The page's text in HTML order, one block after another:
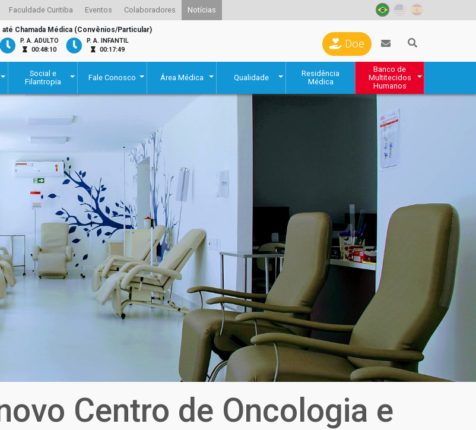
Faculdade Curitiba Eventos Colaboradores Notícias
até Chamada Médica (Convênios/Particular)
P. A. ADULTO
00:48:10
P. A. INFANTIL
00:17:49
Doe
Social e
Filantropia
Fale Conosco Área Médica Qualidade
Residência
Médica
Banco de
Multitecidos
Humanos
Centro de Oncologia e